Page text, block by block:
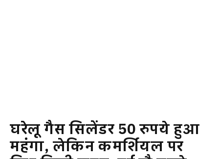
घरेलू गैस सिलेंडर 50 रुपये हुआ
महंगा, लेकिन कमर्शियल पर